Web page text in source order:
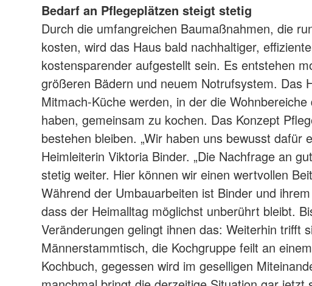
Bedarf an Pflegeplätzen steigt stetig
Durch die umfangreichen Baumaßnahmen, die
kosten, wird das Haus bald nachhaltiger,
kostensparender aufgestellt sein. Es entstehen
größeren Bädern und neuem Notrufsystem. Das
Mitmach-Küche werden, in der die Wohnbereiche
haben, gemeinsam zu kochen. Das Konzept
bestehen bleiben. „Wir haben uns bewusst dafür
Heimleiterin Viktoria Binder. „Die Nachfrage an
stetig weiter. Hier können wir einen wertvollen
Während der Umbauarbeiten ist Binder und
dass der Heimalltag möglichst unberührt bleibt.
Veränderungen gelingt ihnen das: Weiterhin trifft
Männerstammtisch, die Kochgruppe feilt an
Kochbuch, gegessen wird im geselligen